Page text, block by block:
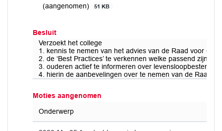
(aangenomen)
51 KB
Besluit
Verzoekt het college
1. kennis te nemen van het advies van de Raad voor
2. de ‘Best Practices’ te verkennen welke passend zijn
3. ouderen actief te informeren over
4. hierin de aanbevelingen over te nemen van de Raad
Moties aangenomen
Onderwerp